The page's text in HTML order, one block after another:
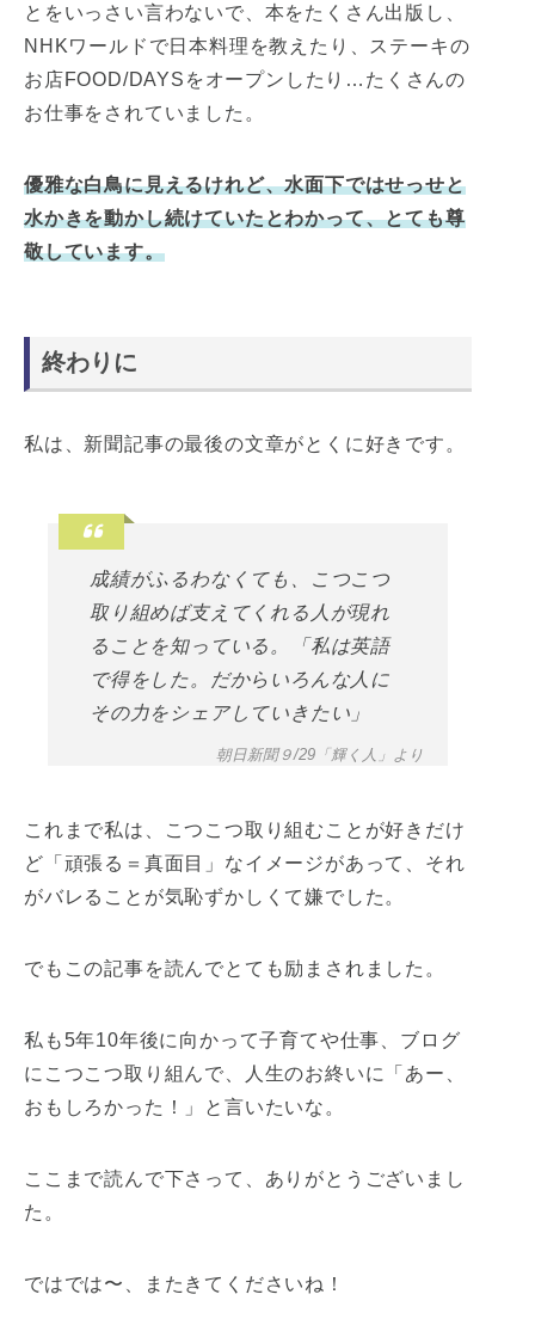
とをいっさい言わないで、本をたくさん出版し、
NHKワールドで日本料理を教えたり、ステーキの
お店FOOD/DAYSをオープンしたり…たくさんの
お仕事をされていました。
優雅な白鳥に見えるけれど、水面下ではせっせと
水かきを動かし続けていたとわかって、とても尊
敬しています。
終わりに
私は、新聞記事の最後の文章がとくに好きです。
成績がふるわなくても、こつこつ
取り組めば支えてくれる人が現れ
ることを知っている。「私は英語
で得をした。だからいろんな人に
その力をシェアしていきたい」
朝日新聞９/29「輝く人」より
これまで私は、こつこつ取り組むことが好きだけ
ど「頑張る＝真面目」なイメージがあって、それ
がバレることが気恥ずかしくて嫌でした。
でもこの記事を読んでとても励まされました。
私も5年10年後に向かって子育てや仕事、ブログ
にこつこつ取り組んで、人生のお終いに「あー、
おもしろかった！」と言いたいな。
ここまで読んで下さって、ありがとうございまし
た。
ではでは〜、またきてくださいね！